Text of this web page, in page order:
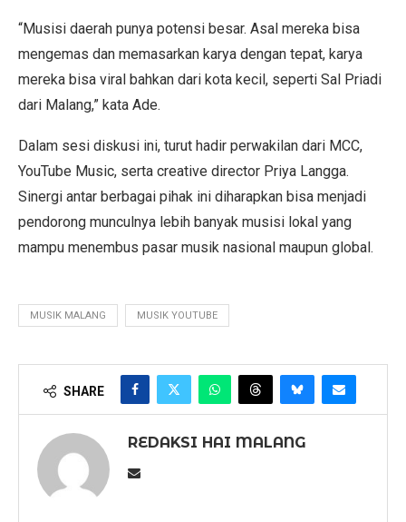
“Musisi daerah punya potensi besar. Asal mereka bisa
mengemas dan memasarkan karya dengan tepat, karya
mereka bisa viral bahkan dari kota kecil, seperti Sal Priadi
dari Malang,” kata Ade.
Dalam sesi diskusi ini, turut hadir perwakilan dari MCC,
YouTube Music, serta creative director Priya Langga.
Sinergi antar berbagai pihak ini diharapkan bisa menjadi
pendorong munculnya lebih banyak musisi lokal yang
mampu menembus pasar musik nasional maupun global.
MUSIK MALANG MUSIK YOUTUBE
SHARE
REDAKSI HAI MALANG